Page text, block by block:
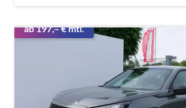
ab 197,– € mtl.